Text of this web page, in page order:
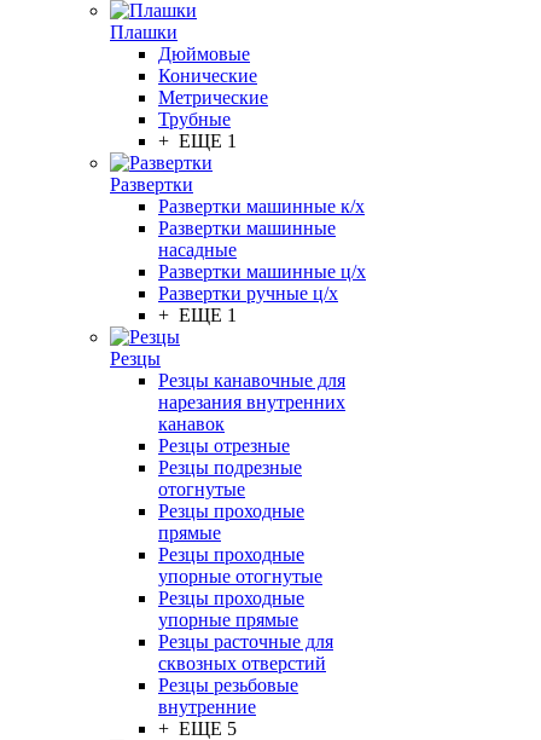
Плашки
Дюймовые
Конические
Метрические
Трубные
+ ЕЩЕ 1
Развертки
Развертки машинные к/х
Развертки машинные
насадные
Развертки машинные ц/х
Развертки ручные ц/х
+ ЕЩЕ 1
Резцы
Резцы канавочные для
нарезания внутренних
канавок
Резцы отрезные
Резцы подрезные
отогнутые
Резцы проходные
прямые
Резцы проходные
упорные отогнутые
Резцы проходные
упорные прямые
Резцы расточные для
сквозных отверстий
Резцы резьбовые
внутренние
+ ЕЩЕ 5